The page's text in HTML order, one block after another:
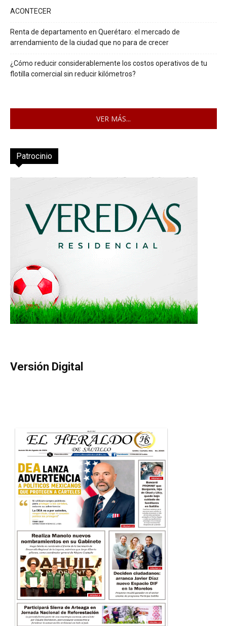
ACONTECER
Renta de departamento en Querétaro: el mercado de
arrendamiento de la ciudad que no para de crecer
¿Cómo reducir considerablemente los costos operativos de tu
flotilla comercial sin reducir kilómetros?
VER MÁS...
Patrocinio
Versión Digital